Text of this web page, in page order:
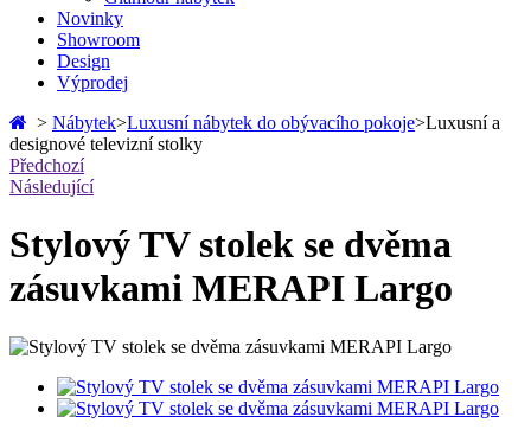
Novinky
Showroom
Design
Výprodej
> Nábytek>Luxusní nábytek do obývacího pokoje>Luxusní a
designové televizní stolky
Předchozí
Následující
Stylový TV stolek se dvěma
zásuvkami MERAPI Largo